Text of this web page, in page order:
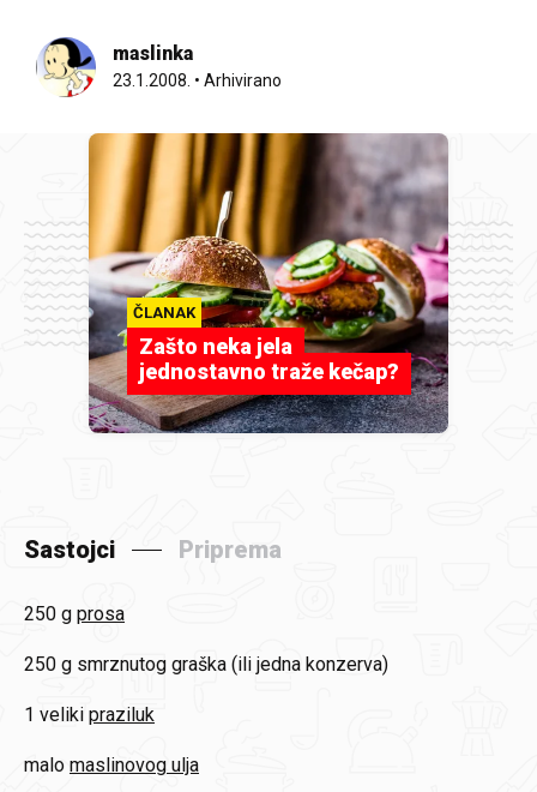
maslinka
23.1.2008. • Arhivirano
ČLANAK
Zašto neka jela
jednostavno traže kečap?
Sastojci Priprema
250 g prosa
250 g smrznutog graška (ili jedna konzerva)
1 veliki praziluk
malo maslinovog ulja